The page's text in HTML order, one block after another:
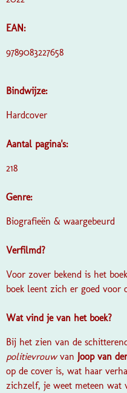
EAN:
9789083227658
Bindwijze:
Hardcover
Aantal pagina's:
218
Genre:
Biografieën & waargebeurd
Verfilmd?
Voor zover bekend is het
boek leent zich er goed voor
Wat vind je van het boek?
Bij het zien van de
politievrouwvan Joop van
op de cover is, wat haar
zichzelf, je weet meteen wat